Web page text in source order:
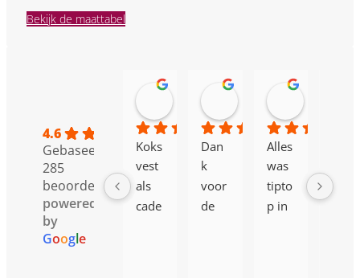
Bekijk de maattabel
4.6
Gebaseerd op
285
beoordelingen
powered
by
Google
Helene Ernotte
22:19 24 Feb 26
Koks
vest
als
cade
Stefan PILATE
09:28 13 Feb 26
Dan
k
voor
de
camiel
10:17 12
Alles
was
tipto
p in
is